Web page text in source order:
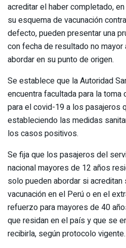
acreditar el haber completado,
su esquema de vacunación
defecto, pueden presentar una
con fecha de resultado no
abordar en su punto de origen.
Se establece que la Autoridad
encuentra facultada para la
para el covid-19 a los pasajeros
estableciendo las medidas
los casos positivos.
Se fija que los pasajeros del
nacional mayores de 12 años
solo pueden abordar si
vacunación en el Perú o en el
refuerzo para mayores de 40
que residan en el país y que se
recibirla, según protocolo vigente.